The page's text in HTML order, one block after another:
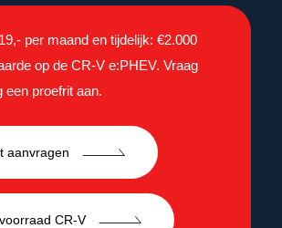
per maand en tijdelijk: €2.000
op de CR-V e:PHEV. Vraag
een proefrit aan.
aanvragen
CR-V